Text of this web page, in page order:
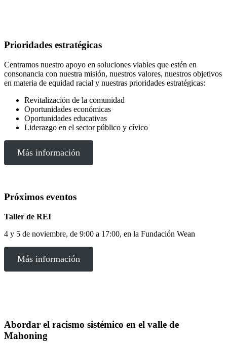
Prioridades estratégicas
Centramos nuestro apoyo en soluciones viables que estén en
consonancia con nuestra misión, nuestros valores, nuestros objetivos
en materia de equidad racial y nuestras prioridades estratégicas:
Revitalización de la comunidad
Oportunidades económicas
Oportunidades educativas
Liderazgo en el sector público y cívico
Más información
Próximos eventos
Taller de REI
4 y 5 de noviembre, de 9:00 a 17:00, en la Fundación Wean
Más información
Abordar el racismo sistémico en el valle de
Mahoning